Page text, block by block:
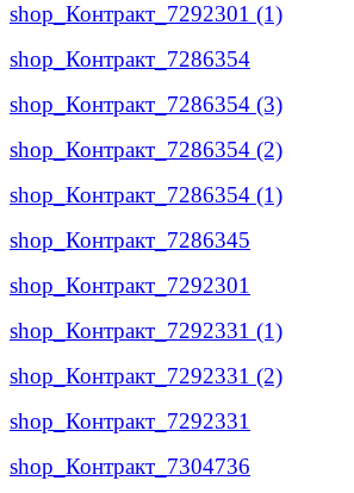
shop_Контракт_7292301 (1)
shop_Контракт_7286354
shop_Контракт_7286354 (3)
shop_Контракт_7286354 (2)
shop_Контракт_7286354 (1)
shop_Контракт_7286345
shop_Контракт_7292301
shop_Контракт_7292331 (1)
shop_Контракт_7292331 (2)
shop_Контракт_7292331
shop_Контракт_7304736